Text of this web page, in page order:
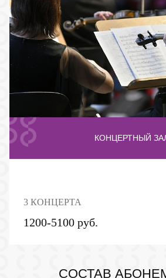
КОНЦЕРТНЫЙ
3 КОНЦЕРТА
1200-5100 руб.
СОСТАВ